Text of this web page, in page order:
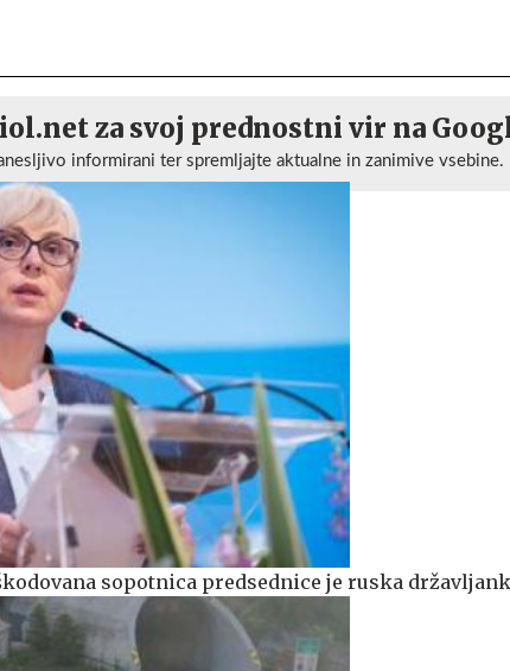
za svoj prednostni vir na
informirani ter spremljajte aktualne in zanimive vsebine.
sopotnica predsednice je ruska